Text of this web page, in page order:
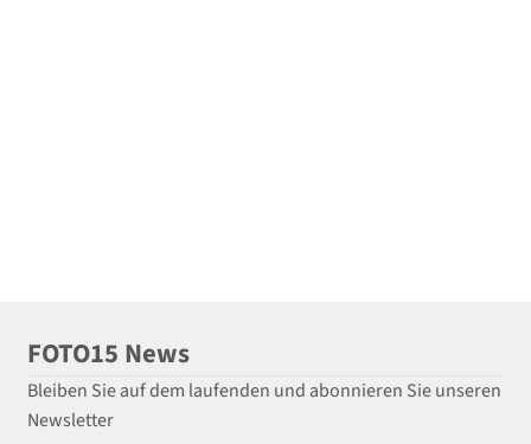
FOTO15 News
Bleiben Sie auf dem laufenden und abonnieren Sie unseren
Newsletter